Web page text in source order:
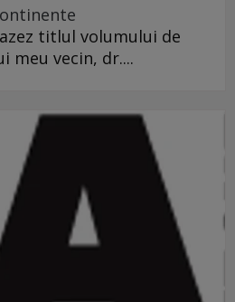
titlul volumului de
meu vecin, dr....